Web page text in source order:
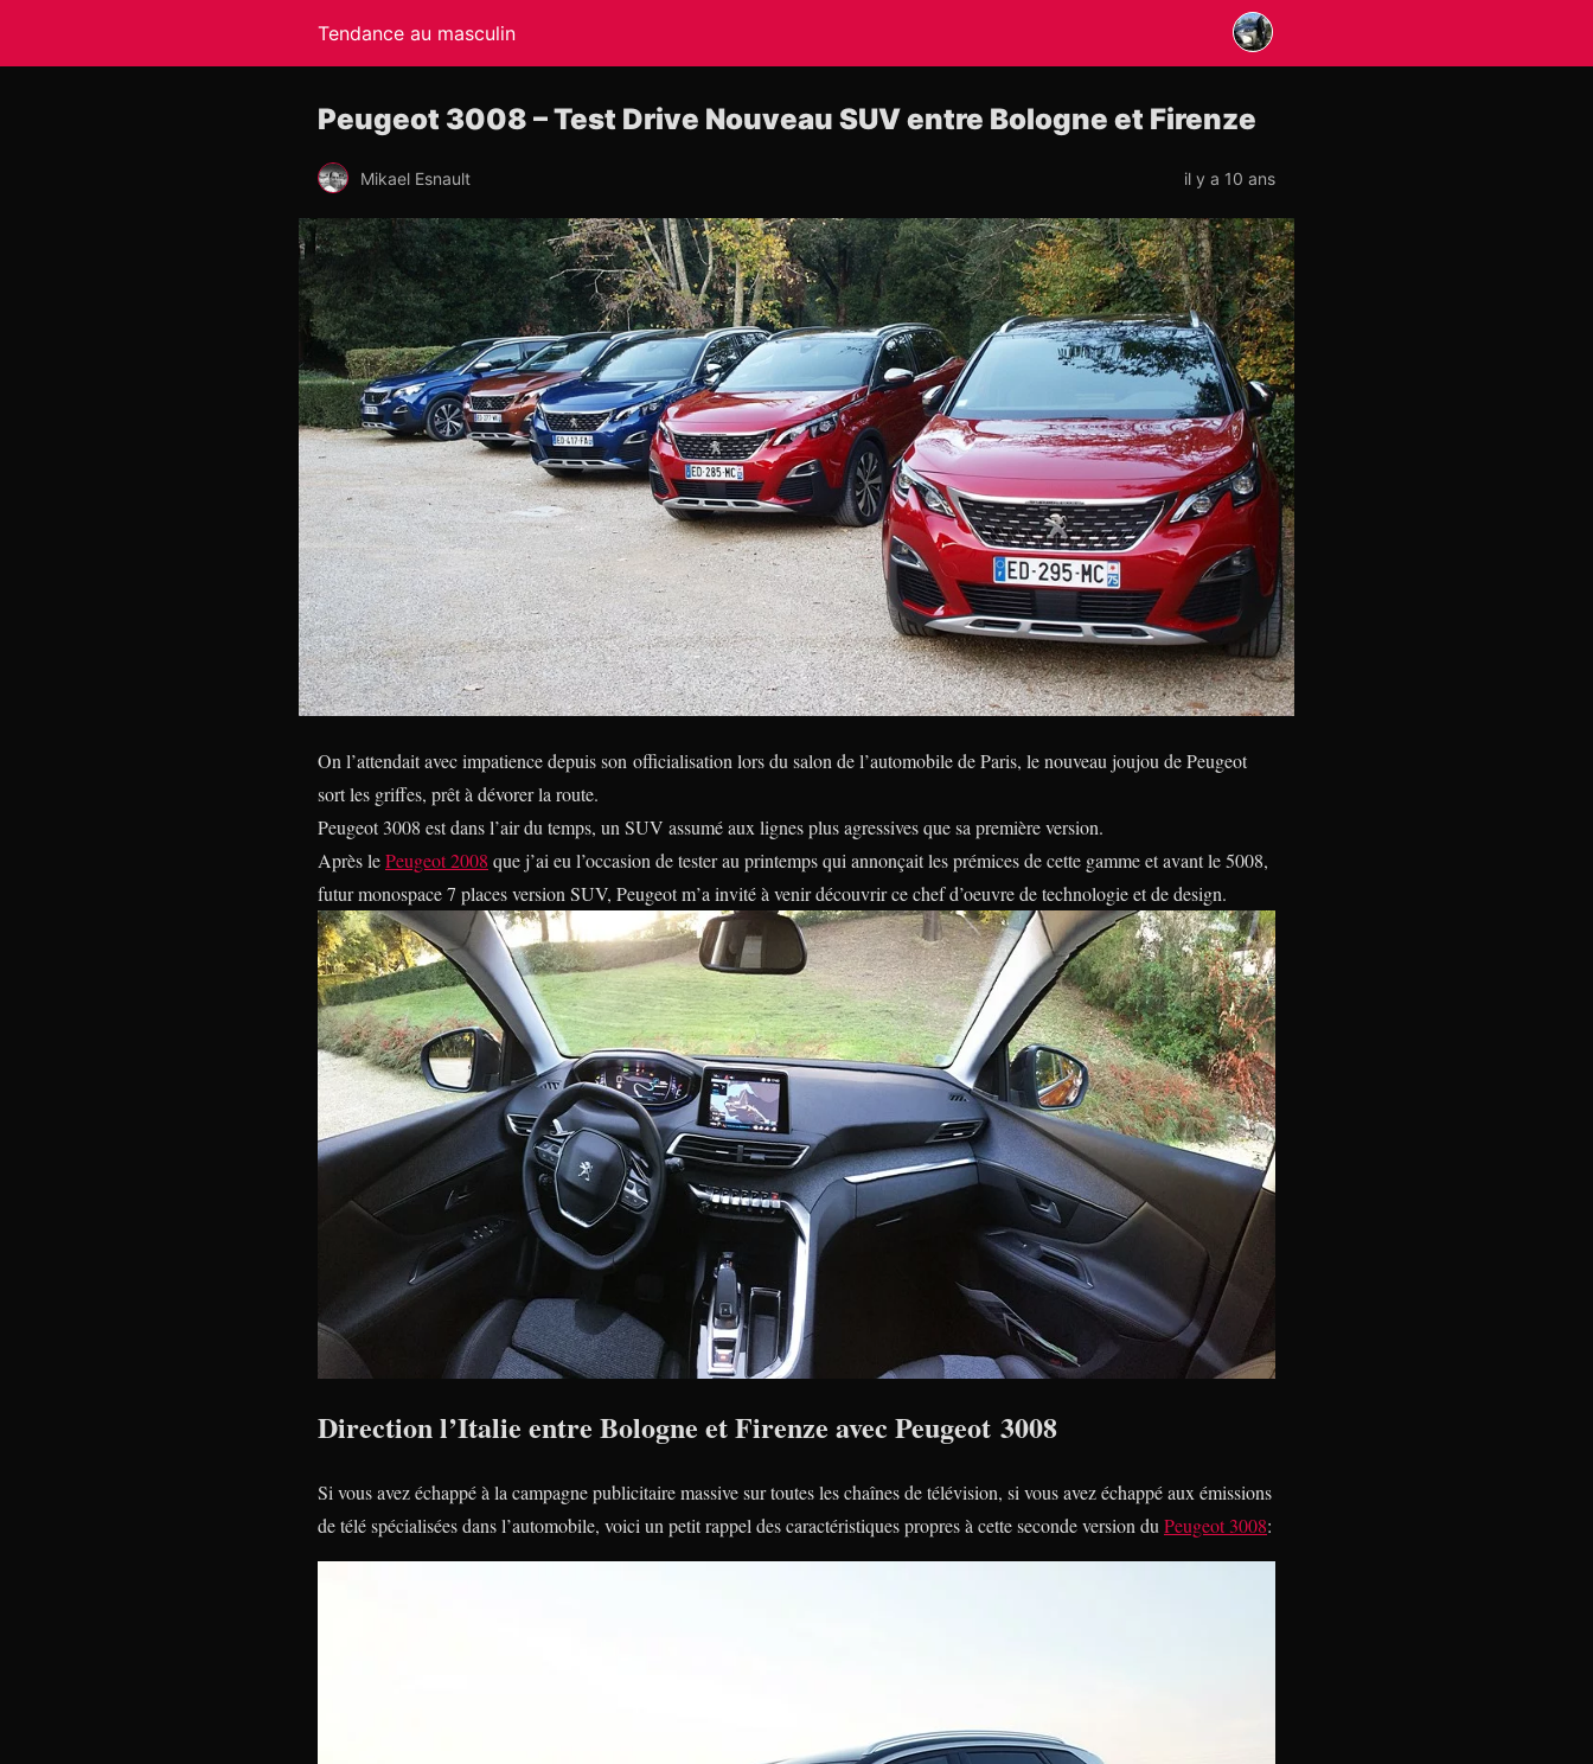
Tendance au masculin
Peugeot 3008 – Test Drive Nouveau SUV entre Bologne et Firenze
Mikael Esnault il y a 10 ans
On l’attendait avec impatience depuis son officialisation lors du salon de l’automobile de Paris, le nouveau joujou de Peugeot
sort les griffes, prêt à dévorer la route.
Peugeot 3008 est dans l’air du temps, un SUV assumé aux lignes plus agressives que sa première version.
Après lePeugeot 2008 que j’ai eu l’occasion de tester au printemps qui annonçait les prémices de cette gamme et avant le 5008,
futur monospace 7 places version SUV, Peugeot m’a invité à venir découvrir ce chef d’oeuvre de technologie et de design.
Direction l’Italie entre Bologne et Firenze avec Peugeot 3008
Si vous avez échappé à la campagne publicitaire massive sur toutes les chaînes de télévision, si vous avez échappé aux émissions
de télé spécialisées dans l’automobile, voici un petit rappel des caractéristiques propres à cette seconde version du Peugeot 3008: